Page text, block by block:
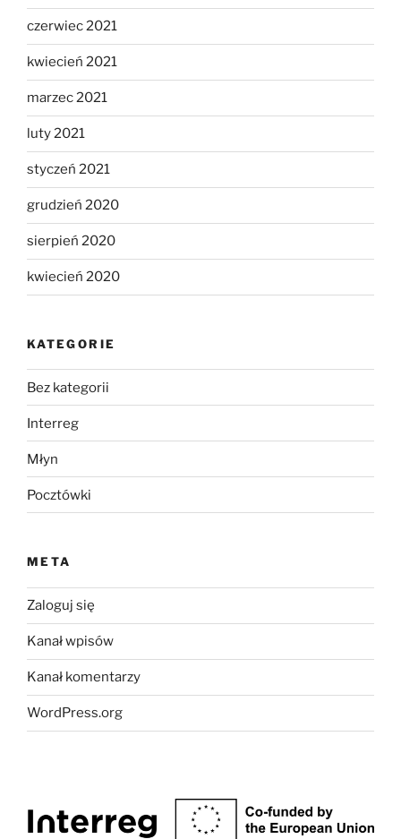
czerwiec 2021
kwiecień 2021
marzec 2021
luty 2021
styczeń 2021
grudzień 2020
sierpień 2020
kwiecień 2020
KATEGORIE
Bez kategorii
Interreg
Młyn
Pocztówki
META
Zaloguj się
Kanał wpisów
Kanał komentarzy
WordPress.org